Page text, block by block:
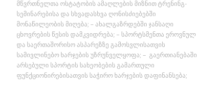
მწვრთნელთა ოსტატობის ამაღლების მიზნით ტრენინგ-
სემინარებისა და სხვადასხვა ღონისძიებებში
მონაწილეობის მიღება; – ახალგაზრდებში ჯანსაღი
ცხოვრების წესის დამკვიდრება; – სპორტსმენთა ეროვნულ
და საერთაშორისო ასპარეზზე გამოსვლისათვის
სამივლინებო ხარჯების უზრუნველყოფა; – გაერთიანებაში
არსებული სპორტის სახეობების გამართული
ფუნქციონირებისათვის საჭირო ხარჯების დაფინანსება;